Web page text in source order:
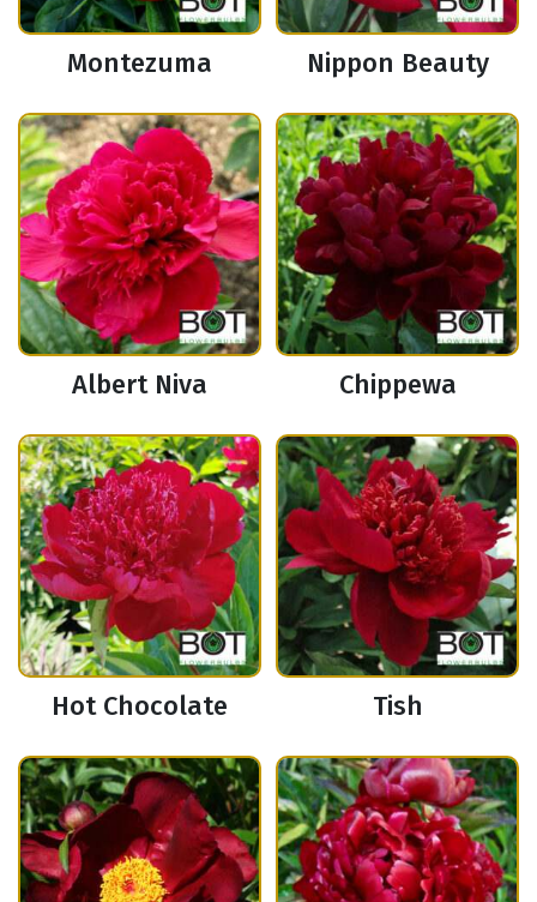
Montezuma Nippon Beauty
Albert Niva Chippewa
Hot Chocolate Tish